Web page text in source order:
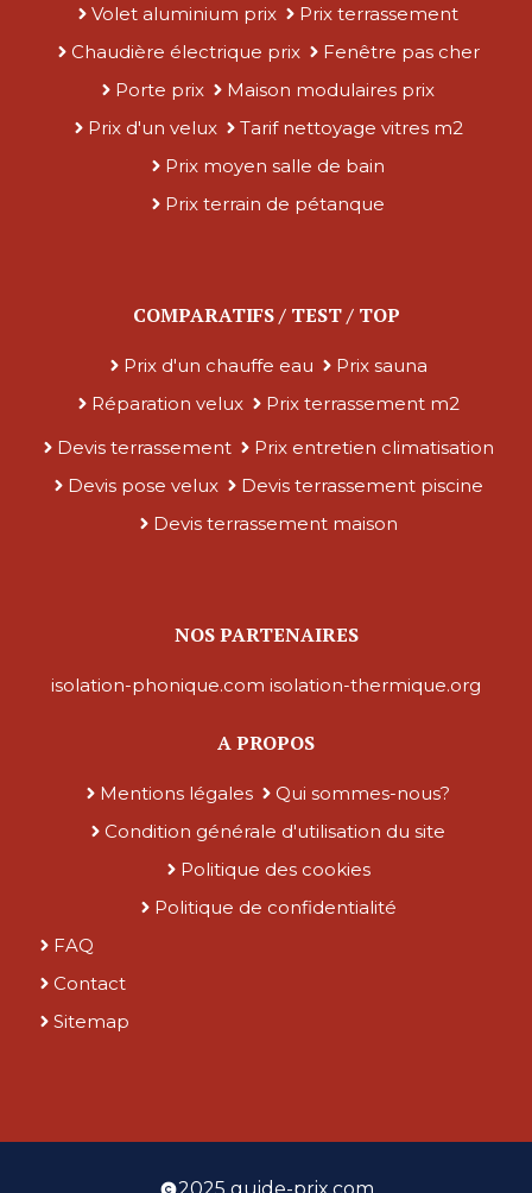
Volet aluminium prix
Prix terrassement
Chaudière électrique prix
Fenêtre pas cher
Porte prix
Maison modulaires prix
Prix d'un velux
Tarif nettoyage vitres m2
Prix moyen salle de bain
Prix terrain de pétanque
COMPARATIFS / TEST / TOP
Prix d'un chauffe eau
Prix sauna
Réparation velux
Prix terrassement m2
Devis terrassement
Prix entretien climatisation
Devis pose velux
Devis terrassement piscine
Devis terrassement maison
NOS PARTENAIRES
isolation-phonique.com isolation-thermique.org
A PROPOS
Mentions légales
Qui sommes-nous?
Condition générale d'utilisation du site
Politique des cookies
Politique de confidentialité
FAQ
Contact
Sitemap